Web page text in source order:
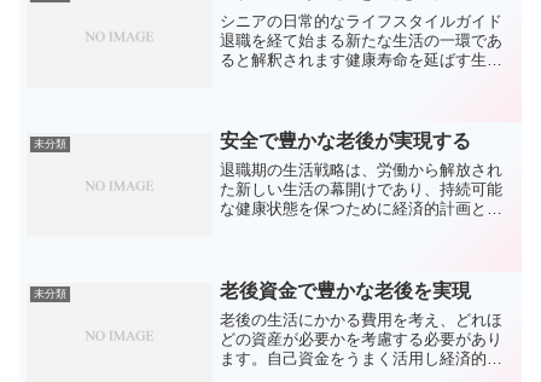
シニアの日常的なライフスタイルガイド
退職を経て始まる新たな生活の一環であ
ると解釈されます健康寿命を延ばす生活
です適切な身体活動、栄養の...
未分類 安全で豊かな老後が実現する
退職期の生活戦略は、労働から解放され
た新しい生活の幕開けであり、持続可能
な健康状態を保つために経済的計画と健
ンスの取れた食生活、定期...
未分類 老後資金で豊かな老後を実現
老後の生活にかかる費用を考え、どれほ
どの資産が必要かを考慮する必要があり
ます。自己資金をうまく活用し経済的な